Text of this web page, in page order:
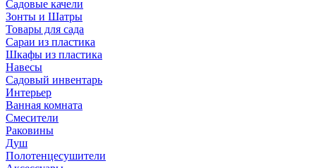
Садовые качели
Зонты и Шатры
Товары для сада
Сараи из пластика
Шкафы из пластика
Навесы
Садовый инвентарь
Интерьер
Ванная комната
Смесители
Раковины
Душ
Полотенцесушители